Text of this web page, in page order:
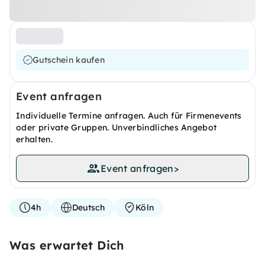
Gutschein kaufen
Event anfragen
Individuelle Termine anfragen. Auch für Firmenevents
oder private Gruppen. Unverbindliches Angebot
erhalten.
Event anfragen>
4h Deutsch Köln
Was erwartet Dich